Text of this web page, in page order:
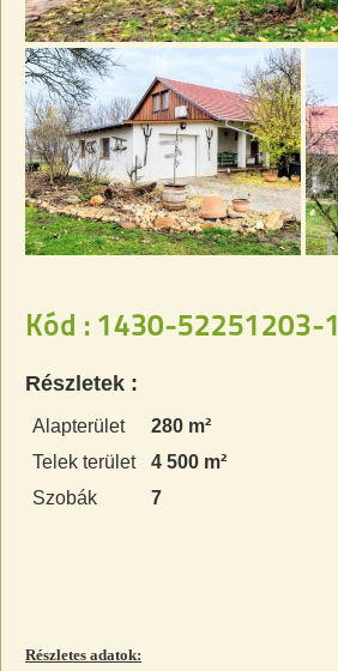
Kód : 1430-52251203-1
Részletek :
Alapterület
280 m²
Telek terület
4 500 m²
Szobák
7
Részletes adatok: